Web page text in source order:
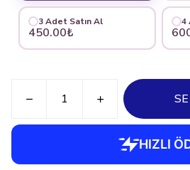
3 Adet Satın Al
450.00₺
4